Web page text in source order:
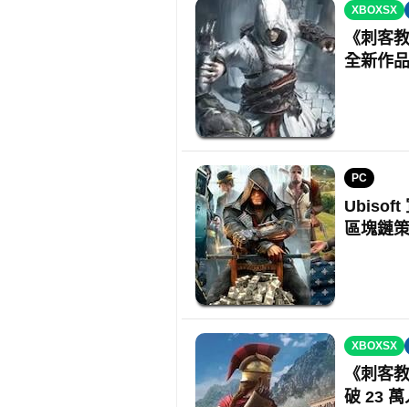
XBOXSX
《刺客
全新作品
PC
Ubisoft
區塊鏈
XBOXSX
《刺客
破 23 萬